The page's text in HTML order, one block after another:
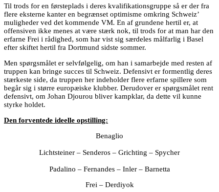
Til trods for en førsteplads i deres kvalifikationsgruppe så er der fra
flere eksterne kanter en begrænset optimisme omkring Schweiz’
muligheder ved det kommende VM. En af grundene hertil er, at
offensiven ikke menes at være stærk nok, til trods for at man har den
erfarne Frei i rådighed, som har vist sig særdeles målfarlig i Basel
efter skiftet hertil fra Dortmund sidste sommer.
Men spørgsmålet er selvfølgelig, om han i samarbejde med resten af
truppen kan bringe succes til Schweiz. Defensivt er formentlig deres
stærkeste side, da truppen her indeholder flere erfarne spillere som
begår sig i større europæiske klubber. Derudover er spørgsmålet rent
defensivt, om Johan Djourou bliver kampklar, da dette vil kunne
styrke holdet.
Den forventede ideelle opstilling:
Benaglio
Lichtsteiner – Senderos – Grichting – Spycher
Padalino – Fernandes – Inler – Barnetta
Frei – Derdiyok